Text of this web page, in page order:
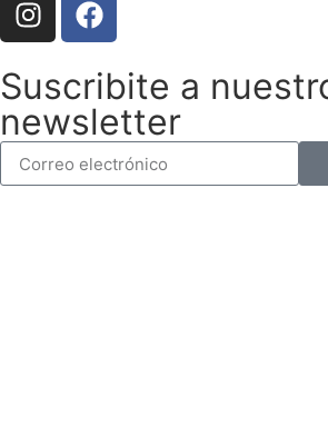
Suscribite a
newsletter